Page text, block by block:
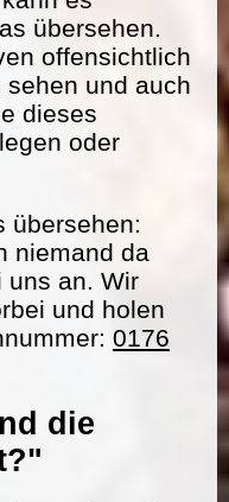
übersehen.
offensichtlich
und auch
dieses
oder
übersehen:
niemand da
uns an. Wir
und holen
0176
die